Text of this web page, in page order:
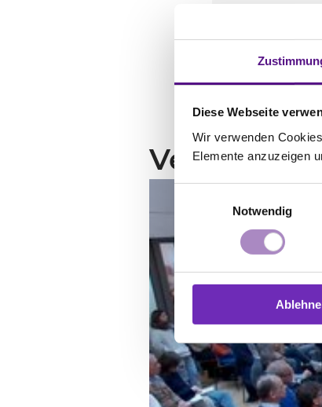
Diese Webseite
Wir verwenden
Elemente anzuzeigen
Notwendig
http://
Verwandte